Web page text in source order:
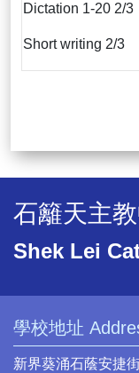
Dictation 1-20 2/3
Short writing 2/3
石籬天主
Shek Lei
學校地址
新界葵涌石蔭安捷